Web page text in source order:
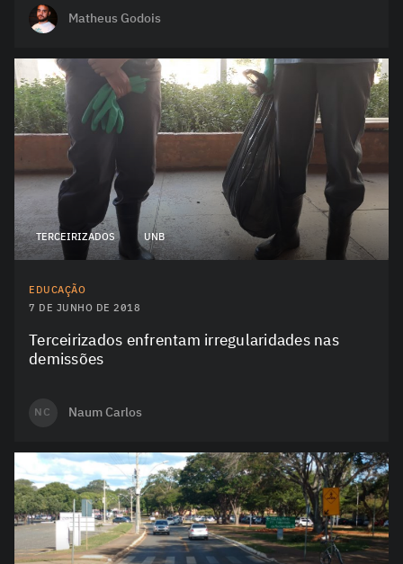
Matheus Godois
TERCEIRIZADOS UNB
EDUCAÇÃO
7 DE JUNHO DE 2018
Terceirizados enfrentam irregularidades nas
demissões
NC Naum Carlos